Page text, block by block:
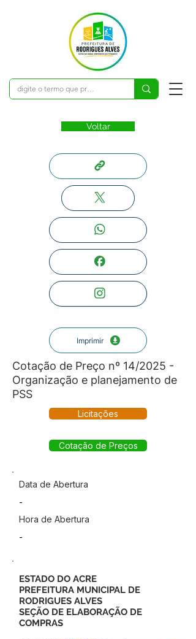
Voltar
Imprimir
Cotação de Preço nº 14/2025 -
Organização e planejamento de
PSS
Licitações
Cotação de Preços
Data de Abertura
-
Hora de Abertura
-
ESTADO DO ACRE
PREFEITURA MUNICIPAL DE
RODRIGUES ALVES
SEÇÃO DE ELABORAÇÃO DE
COMPRAS